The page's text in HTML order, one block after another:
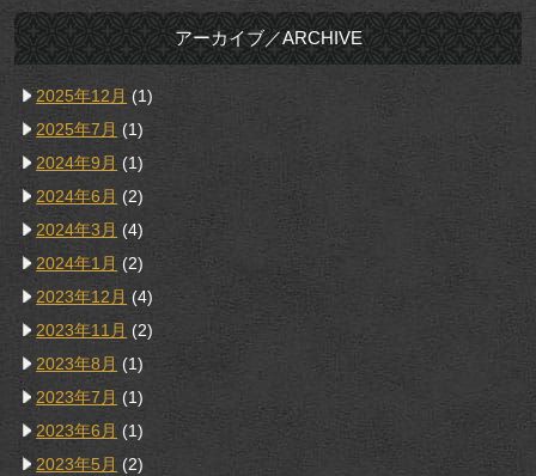
アーカイブ／ARCHIVE
2025年12月 (1)
2025年7月 (1)
2024年9月 (1)
2024年6月 (2)
2024年3月 (4)
2024年1月 (2)
2023年12月 (4)
2023年11月 (2)
2023年8月 (1)
2023年7月 (1)
2023年6月 (1)
2023年5月 (2)